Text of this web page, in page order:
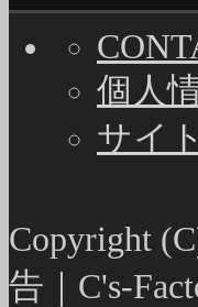
個人
サイ
Copyright
告｜C's-